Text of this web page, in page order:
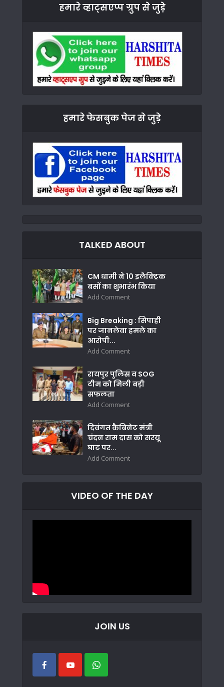
हमारे व्हाट्सएप्प ग्रुप से जुड़े
हमारे फेसबुक पेज से जुड़े
TALKED ABOUT
CM धामी ने 10 इलैक्ट्रिक
बसों का शुभारंभ किया
Add Comment
Big Breaking : सिपाही
पर जानलेवा हमले का
आरोपी...
Add Comment
रायपुर पुलिस व SOG
टीम को मिली बड़ी
सफलता
Add Comment
दिवंगत कैबिनेट मंत्री
चंदन राम दास को सरयू
घाट पर...
Add Comment
VIDEO OF THE DAY
JOIN US